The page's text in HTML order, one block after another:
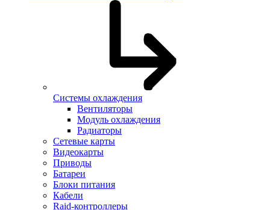
Системы охлаждения
Вентиляторы
Модуль охлаждения
Радиаторы
Сетевые карты
Видеокарты
Приводы
Батареи
Блоки питания
Кабели
Raid-контроллеры